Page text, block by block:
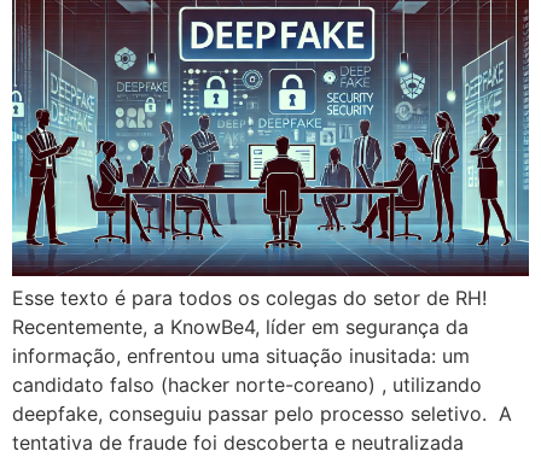
Esse texto é para todos os colegas do setor de RH!
Recentemente, a KnowBe4, líder em segurança da
informação, enfrentou uma situação inusitada: um
candidato falso (hacker norte-coreano) , utilizando
deepfake, conseguiu passar pelo processo seletivo. A
tentativa de fraude foi descoberta e neutralizada